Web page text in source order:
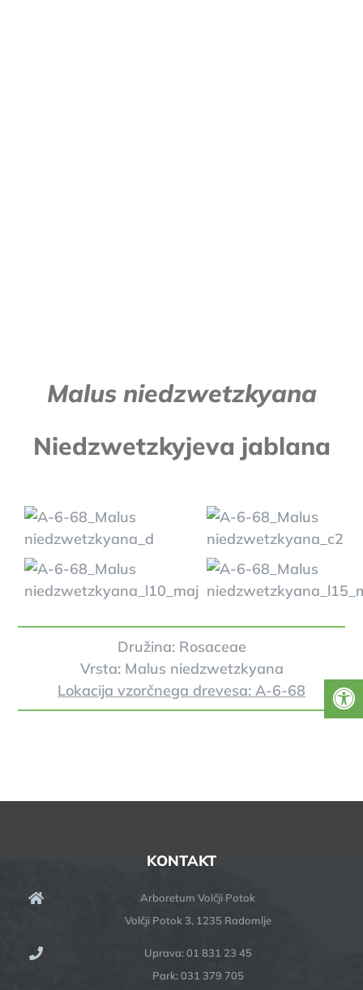
Malus niedzwetzkyana
Niedzwetzkyjeva jablana
Družina: Rosaceae
Vrsta: Malus niedzwetzkyana
Lokacija vzorčnega drevesa: A-6-68
KONTAKT
Arboretum Volčji Potok
Volčji Potok 3, 1235 Radomlje
Uprava: 01 831 23 45
Park: 031 379 705